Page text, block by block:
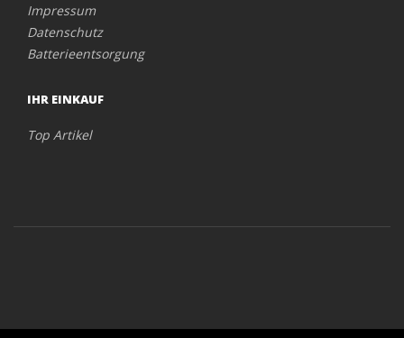
Impressum
Datenschutz
Batterieentsorgung
IHR EINKAUF
Top Artikel